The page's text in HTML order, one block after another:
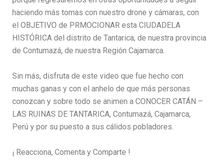
haciendo más tomas con nuestro drone y cámaras, con
el OBJETIVO de PRMOCIONAR esta CIUDADELA
HISTÓRICA del distrito de Tantarica, de nuestra provincia
de Contumazá, de nuestra Región Cajamarca.
Sin más, disfruta de este video que fue hecho con
muchas ganas y con el anhelo de que más personas
conozcan y sobre todo se animen a CONOCER CATÁN –
LAS RUINAS DE TANTARICA, Contumazá, Cajamarca,
Perú y por su puesto a sus cálidos pobladores.
¡ Reacciona, Comenta y Comparte !